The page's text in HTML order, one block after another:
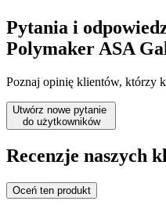
Pytania i
Polymaker ASA
Poznaj opinię klientów, którzy
Utwórz nowe pytanie
do użytkowników
Recenzje naszych
Oceń ten produkt